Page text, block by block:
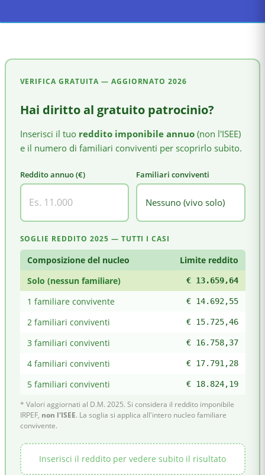
VERIFICA GRATUITA — AGGIORNATO2026
Hai diritto al gratuito patrocinio?
Inserisci il tuo reddito imponibile annuo(non l'ISEE)
e il numero di familiari conviventi per scoprirlo subito.
Reddito annuo (€) Familiari conviventi
SOGLIE REDDITO 2025 — TUTTI I CASI
Composizione del nucleo
Limite reddito
Solo (nessun familiare)
€ 13.659,64
1 familiare convivente € 14.692,55
2 familiari conviventi € 15.725,46
3 familiari conviventi € 16.758,37
4 familiari conviventi € 17.791,28
5 familiari conviventi € 18.824,19
* Valori aggiornati al D.M. 2025. Si considera il reddito imponibile
IRPEF, non l'ISEE. La soglia si applica all'intero nucleo familiare
convivente.
Inserisci il reddito per vedere subito il risultato